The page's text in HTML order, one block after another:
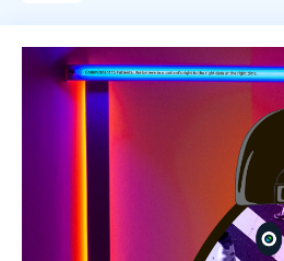
Awareness Month. Eon
capturing lung cancer
www.eonhealth.com or
Linkedin:
https://
Twitter: https://